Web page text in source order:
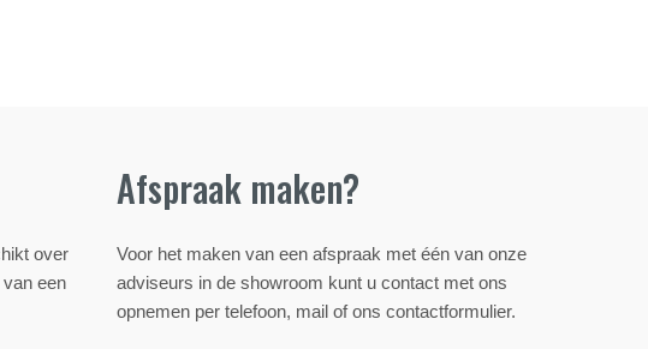
over
een
Afspraak maken?
Voor het maken van een afspraak met één van onze
adviseurs in de showroom kunt u contact met ons
opnemen per telefoon, mail of ons contactformulier.